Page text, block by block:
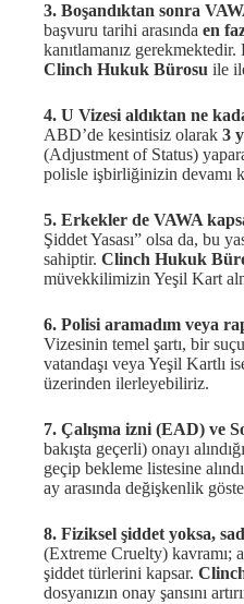
3. Boşandıktan sonra
başvuru tarihi arasında en
kanıtlamanız
Clinch Hukuk Bürosu ile
4. U Vizesi aldıktan ne
ABD’de kesintisiz olarak 3
(Adjustment of Status)
polisle işbirliğinizin devamı
5. Erkekler de VAWA
Şiddet Yasası” olsa da, bu
sahiptir. Clinch Hukuk
müvekkilimizin Yeşil Kart
6. Polisi aramadım veya
Vizesinin temel şartı, bir
vatandaşı veya Yeşil Kartlı
üzerinden ilerleyebiliriz.
7. Çalışma izni (EAD) ve
bakışta geçerli) onayı
geçip bekleme listesine
ay arasında değişkenlik
8. Fiziksel şiddet yoksa,
(Extreme Cruelty) kavramı;
şiddet türlerini kapsar.
dosyanızın onay şansını